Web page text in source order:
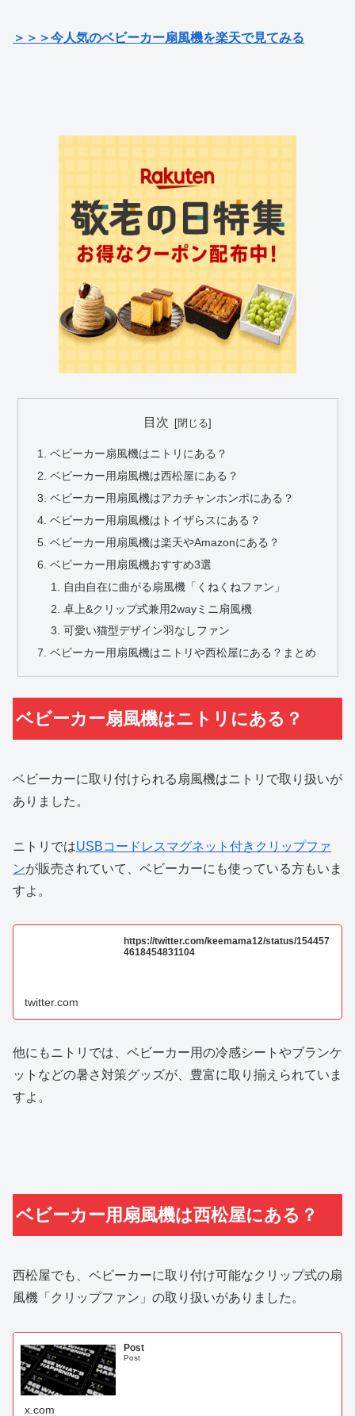
＞＞＞今人気のベビーカー扇風機を楽天で見てみる
目次
ベビーカー扇風機はニトリにある？
ベビーカー用扇風機は西松屋にある？
ベビーカー用扇風機はアカチャンホンポにある？
ベビーカー用扇風機はトイザらスにある？
ベビーカー用扇風機は楽天やAmazonにある？
ベビーカー用扇風機おすすめ3選
自由自在に曲がる扇風機「くねくねファン」
卓上&クリップ式兼用2wayミニ扇風機
可愛い猫型デザイン羽なしファン
ベビーカー用扇風機はニトリや西松屋にある？まとめ
ベビーカー扇風機はニトリにある？
ベビーカーに取り付けられる扇風機はニトリで取り扱いが
ありました。
ニトリではUSBコードレスマグネット付きクリップファ
ンが販売されていて、ベビーカーにも使っている方もいま
すよ。
https://twitter.com/keemama12/status/154457
4618454831104
twitter.com
他にもニトリでは、ベビーカー用の冷感シートやブランケ
ットなどの暑さ対策グッズが、豊富に取り揃えられていま
すよ。
ベビーカー用扇風機は西松屋にある？
西松屋でも、ベビーカーに取り付け可能なクリップ式の扇
風機「クリップファン」の取り扱いがありました。
Post
Post
x.com